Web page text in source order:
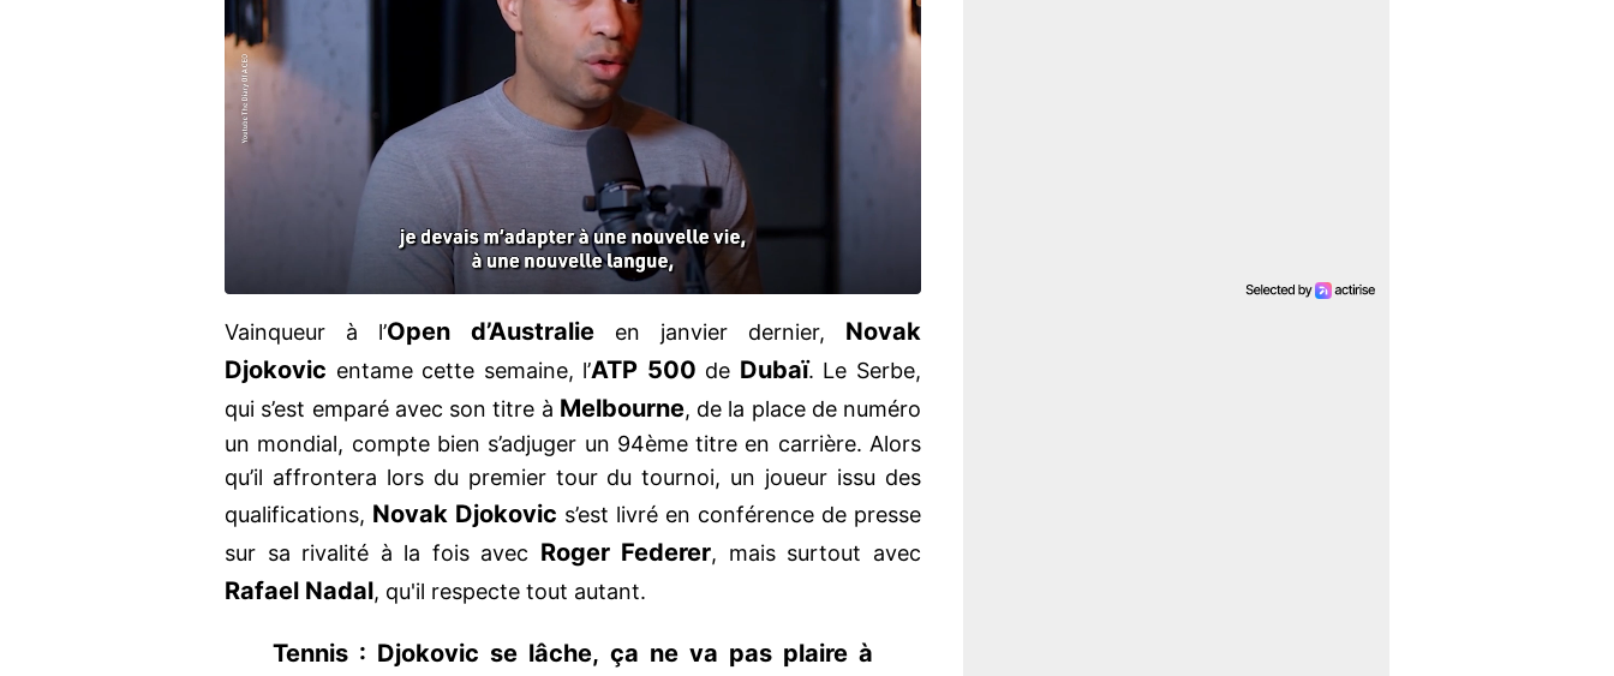
Vainqueur à l’Open d’Australie en janvier dernier, Novak
Djokovic entame cette semaine, l’ATP 500 de Dubaï. Le Serbe,
qui s’est emparé avec son titre à Melbourne, de la place de numéro
un mondial, compte bien s’adjuger un 94ème titre en carrière. Alors
qu’il affrontera lors du premier tour du tournoi, un joueur issu des
qualifications, Novak Djokovic s’est livré en conférence de presse
sur sa rivalité à la fois avec Roger Federer, mais surtout avec
Rafael Nadal, qu'il respecte tout autant.
Tennis : Djokovic se lâche, ça ne va pas plaire à